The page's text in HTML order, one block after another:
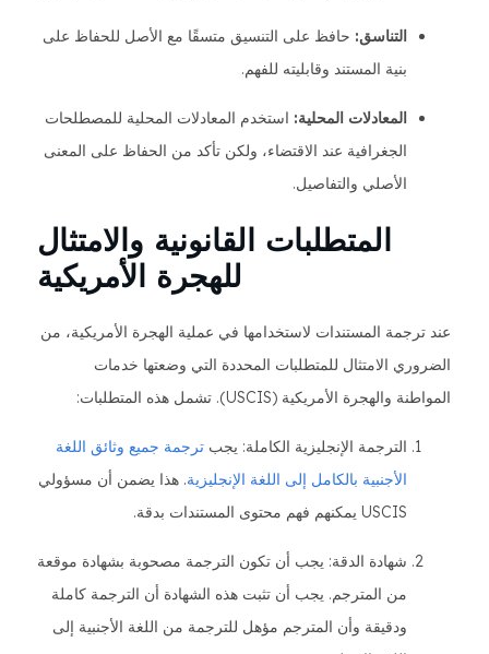
التناسق: حافظ على التنسيق متسقًا مع الأصل للحفاظ على
بنية المستند وقابليته للفهم.
المعادلات المحلية: استخدم المعادلات المحلية للمصطلحات
الجغرافية عند الاقتضاء، ولكن تأكد من الحفاظ على المعنى
الأصلي والتفاصيل.
المتطلبات القانونية والامتثال
للهجرة الأمريكية
عند ترجمة المستندات لاستخدامها في عملية الهجرة الأمريكية، من
الضروري الامتثال للمتطلبات المحددة التي وضعتها خدمات
المواطنة والهجرة الأمريكية (USCIS). تشمل هذه المتطلبات:
الترجمة الإنجليزية الكاملة: يجب ترجمة جميع وثائق اللغة
الأجنبية بالكامل إلى اللغة الإنجليزية. هذا يضمن أن مسؤولي
USCIS يمكنهم فهم محتوى المستندات بدقة.
شهادة الدقة: يجب أن تكون الترجمة مصحوبة بشهادة موقعة
من المترجم. يجب أن تثبت هذه الشهادة أن الترجمة كاملة
ودقيقة وأن المترجم مؤهل للترجمة من اللغة الأجنبية إلى